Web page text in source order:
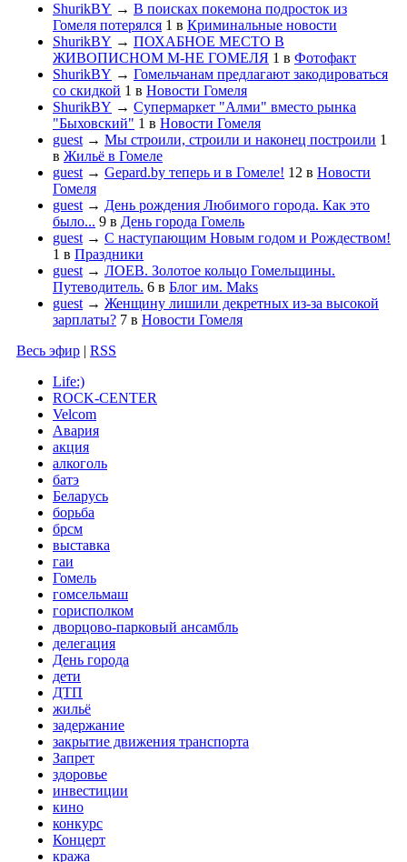
ShurikBY → В поисках покемона подросток из
Гомеля потерялся 1 в Криминальные новости
ShurikBY → ПОХАБНОЕ МЕСТО В
ЖИВОПИСНОМ М-НЕ ГОМЕЛЯ 1 в Фотофакт
ShurikBY → Гомельчанам предлагают закодироваться
со скидкой 1 в Новости Гомеля
ShurikBY → Супермаркет "Алми" вместо рынка
"Быховский" 1 в Новости Гомеля
guest → Мы строили, строили и наконец построили 1
в Жильё в Гомеле
guest → Gepard.by теперь и в Гомеле! 12 в Новости
Гомеля
guest → День рождения Любимого города. Как это
было... 9 в День города Гомель
guest → С наступающим Новым годом и Рождеством!
1 в Праздники
guest → ЛОЕВ. Золотое кольцо Гомельщины.
Путеводитель. 6 в Блог им. Maks
guest → Женщину лишили декретных из-за высокой
зарплаты? 7 в Новости Гомеля
Весь эфир | RSS
Life:)
ROCK-CENTER
Velcom
Авария
акция
алкоголь
батэ
Беларусь
борьба
брсм
выставка
гаи
Гомель
гомсельмаш
горисполком
дворцово-парковый ансамбль
делегация
День города
дети
ДТП
жильё
задержание
закрытие движения транспорта
Запрет
здоровье
инвестиции
кино
конкурс
Концерт
кража